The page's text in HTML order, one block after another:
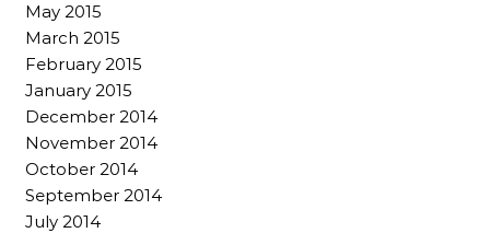
May 2015
March 2015
February 2015
January 2015
December 2014
November 2014
October 2014
September 2014
July 2014